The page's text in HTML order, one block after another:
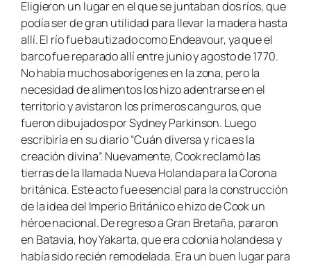
Eligieron un lugar en el que se juntaban dos ríos, que
podía ser de gran utilidad para llevar la madera hasta
allí. El río fue bautizado como Endeavour, ya que el
barco fue reparado allí entre junio y agosto de 1770.
No había muchos aborígenes en la zona, pero la
necesidad de alimentos los hizo adentrarse en el
territorio y avistaron los primeros canguros, que
fueron dibujados por Sydney Parkinson. Luego
escribiría en su diario “Cuán diversa y rica es la
creación divina”. Nuevamente, Cook reclamó las
tierras de la llamada Nueva Holanda para la Corona
británica. Este acto fue esencial para la construcción
de la idea del Imperio Británico e hizo de Cook un
héroe nacional. De regreso a Gran Bretaña, pararon
en Batavia, hoy Yakarta, que era colonia holandesa y
había sido recién remodelada. Era un buen lugar para